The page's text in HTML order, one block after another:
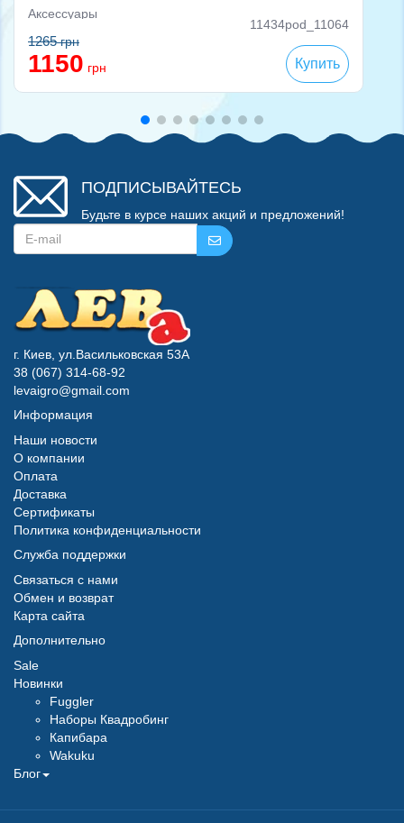
Аксессуары
11434pod_11064
1265грн
1150 грн Купить
ПОДПИСЫВАЙТЕСЬ
Будьте в курсе наших акций и предложений!
г. Киев, ул.Васильковская 53А
38 (067) 314-68-92
levaigro@gmail.com
Информация
Наши новости
О компании
Оплата
Доставка
Сертификаты
Политика конфиденциальности
Служба поддержки
Связаться с нами
Обмен и возврат
Карта сайта
Дополнительно
Sale
Новинки
Fuggler
Наборы Квадробинг
Капибара
Wakuku
Блог